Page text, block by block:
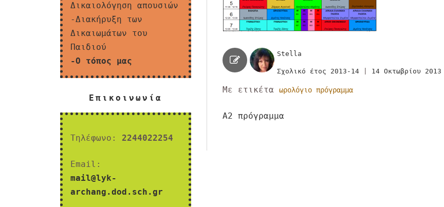
Stella
Σχολικό έτος 2013-14 14 Οκτωβρίου 2013
Με ετικέτα ωρολόγιο πρόγραμμα
Πλοήγηση
Α2 πρόγραμμα
Δικαιολόγηση απουσιών
-Διακήρυξη των
Δικαιωμάτων του
Παιδιού
-Ο τόπος μας
Επικοινωνία
Τηλέφωνο: 2244022254
Email:
mail@lyk-
archang.dod.sch.gr